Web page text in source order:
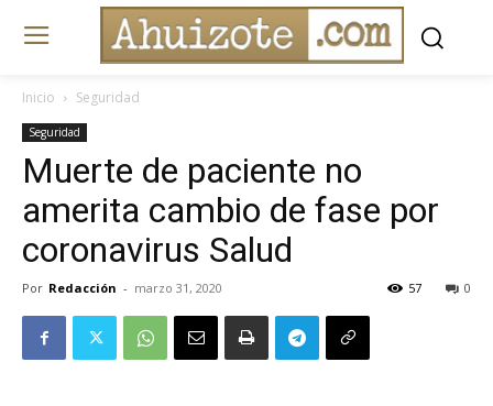
Inicio Seguridad
Seguridad
Muerte de paciente no
amerita cambio de fase por
coronavirus Salud
Por Redacción - marzo 31, 2020 0
57